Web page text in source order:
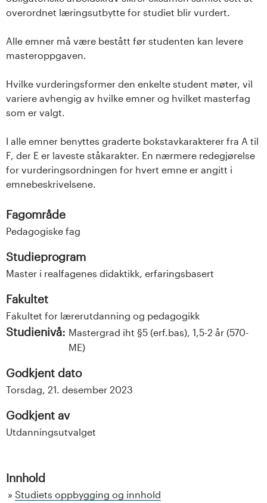
overordnet læringsutbytte for studiet blir vurdert.
Alle emner må være bestått før studenten kan levere
masteroppgaven.
Hvilke vurderingsformer den enkelte student møter, vil
variere avhengig av hvilke emner og hvilket masterfag
som er valgt.
I alle emner benyttes graderte bokstavkarakterer fra A til
F, der E er laveste ståkarakter. En nærmere redegjørelse
for vurderingsordningen for hvert emne er angitt i
emnebeskrivelsene.
Fagområde
Pedagogiske fag
Studieprogram
Master i realfagenes didaktikk, erfaringsbasert
Fakultet
Fakultet for lærerutdanning og pedagogikk
Studienivå: Mastergrad iht §5 (erf.bas), 1,5-2 år (570-
ME)
Godkjent dato
Torsdag, 21. desember 2023
Godkjent av
Utdanningsutvalget
Innhold
Studiets oppbygging og innhold